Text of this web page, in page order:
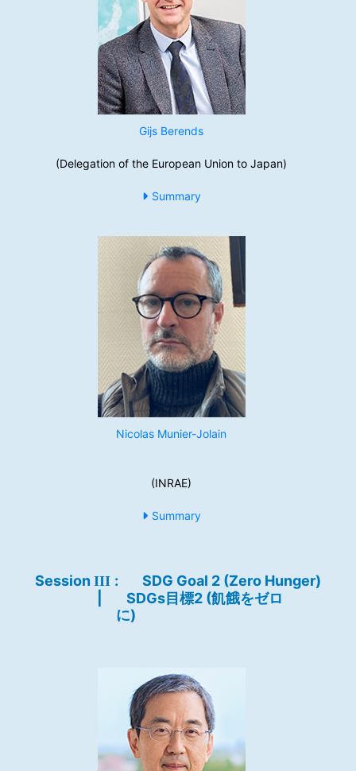
Gijs Berends
(Delegation of the European Union to Japan)
Summary
Nicolas Munier-Jolain
(INRAE)
Summary
Session III :
SDG Goal 2 (Zero Hunger)
SDGs目標2 (飢餓をゼロ
に)